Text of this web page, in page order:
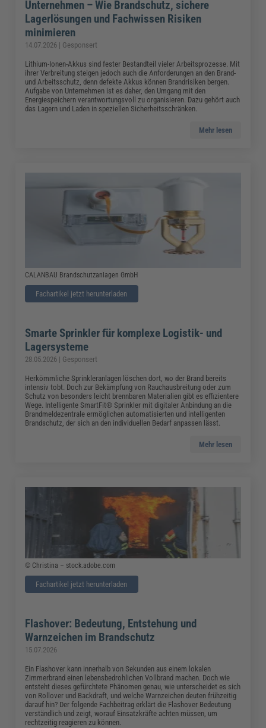
Unternehmen – Wie Brandschutz, sichere
Lagerlösungen und Fachwissen Risiken
minimieren
14.07.2026 | Gesponsert
Lithium-Ionen-Akkus sind fester Bestandteil vieler Arbeitsprozesse. Mit
ihrer Verbreitung steigen jedoch auch die Anforderungen an den Brand-
und Arbeitsschutz, denn defekte Akkus können Brandrisiken bergen.
Aufgabe von Unternehmen ist es daher, den Umgang mit den
Energiespeichern verantwortungsvoll zu organisieren. Dazu gehört auch
das Lagern und Laden in speziellen Sicherheitsschränken.
Mehr lesen
CALANBAU Brandschutzanlagen GmbH
Fachartikel jetzt herunterladen
Smarte Sprinkler für komplexe Logistik- und
Lagersysteme
28.05.2026 | Gesponsert
Herkömmliche Sprinkleranlagen löschen dort, wo der Brand bereits
intensiv tobt. Doch zur Bekämpfung von Rauchausbreitung oder zum
Schutz von besonders leicht brennbaren Materialien gibt es effizientere
Wege. Intelligente SmartFit® Sprinkler mit digitaler Anbindung an die
Brandmeldezentrale ermöglichen automatisierten und intelligenten
Brandschutz, der sich an den individuellen Bedarf anpassen lässt.
Mehr lesen
© Christina – stock.adobe.com
Fachartikel jetzt herunterladen
Flashover: Bedeutung, Entstehung und
Warnzeichen im Brandschutz
15.07.2026
Ein Flashover kann innerhalb von Sekunden aus einem lokalen
Zimmerbrand einen lebensbedrohlichen Vollbrand machen. Doch wie
entsteht dieses gefürchtete Phänomen genau, wie unterscheidet es sich
von Rollover und Backdraft, und welche Warnzeichen deuten frühzeitig
darauf hin? Der folgende Fachbeitrag erklärt die Flashover Bedeutung
verständlich und zeigt, worauf Einsatzkräfte achten müssen, um
rechtzeitig reagieren zu können.